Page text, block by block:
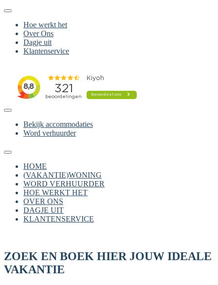
Hoe werkt het
Over Ons
Dagje uit
Klantenservice
Bekijk accommodaties
Word verhuurder
HOME
(VAKANTIE)WONING
WORD VERHUURDER
HOE WERKT HET
OVER ONS
DAGJE UIT
KLANTENSERVICE
ZOEK EN BOEK HIER JOUW IDEALE
VAKANTIE